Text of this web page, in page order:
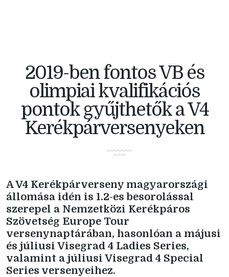
2019-ben fontos VB és
olimpiai kvalifikációs
pontok gyűjthetők a V4
Kerékpárversenyeken
A V4 Kerékpárverseny magyarországi
állomása idén is 1.2-es besorolással
szerepel a Nemzetközi Kerékpáros
Szövetség Europe Tour
versenynaptárában, hasonlóan a májusi
és júliusi Visegrad 4 Ladies Series,
valamint a júliusi Visegrad 4 Special
Series versenyeihez.